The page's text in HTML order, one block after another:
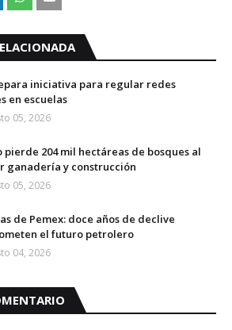
iniciativa para regular redes
en escuelas
05, 2026
pierde 204 mil hectáreas de bosques al
ganadería y construcción
05, 2026
de Pemex: doce años de declive
el futuro petrolero
04, 2026